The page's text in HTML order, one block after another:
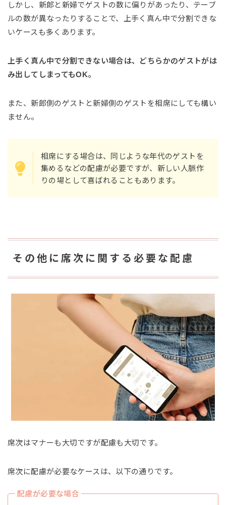
しかし、新郎と新婦でゲストの数に偏りがあったり、テーブ
ルの数が異なったりすることで、上手く真ん中で分割できな
いケースも多くあります。
上手く真ん中で分割できない場合は、どちらかのゲストがは
み出してしまってもOK。
また、新郎側のゲストと新婦側のゲストを相席にしても構い
ません。
相席にする場合は、同じような年代のゲストを
集めるなどの配慮が必要ですが、新しい人脈作
りの場として喜ばれることもあります。
その他に席次に関する必要な配慮
席次はマナーも大切ですが配慮も大切です。
席次に配慮が必要なケースは、以下の通りです。
配慮が必要な場合